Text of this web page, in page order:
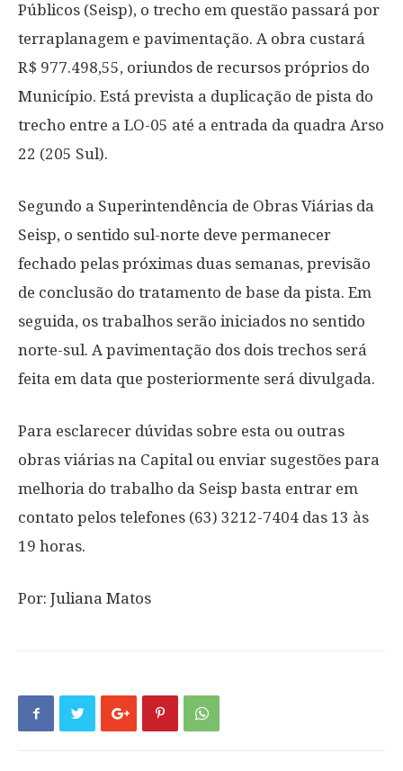
Públicos (Seisp), o trecho em questão passará por
terraplanagem e pavimentação. A obra custará
R$ 977.498,55, oriundos de recursos próprios do
Município. Está prevista a duplicação de pista do
trecho entre a LO-05 até a entrada da quadra Arso
22 (205 Sul).
Segundo a Superintendência de Obras Viárias da
Seisp, o sentido sul-norte deve permanecer
fechado pelas próximas duas semanas, previsão
de conclusão do tratamento de base da pista. Em
seguida, os trabalhos serão iniciados no sentido
norte-sul. A pavimentação dos dois trechos será
feita em data que posteriormente será divulgada.
Para esclarecer dúvidas sobre esta ou outras
obras viárias na Capital ou enviar sugestões para
melhoria do trabalho da Seisp basta entrar em
contato pelos telefones (63) 3212-7404 das 13 às
19 horas.
Por: Juliana Matos